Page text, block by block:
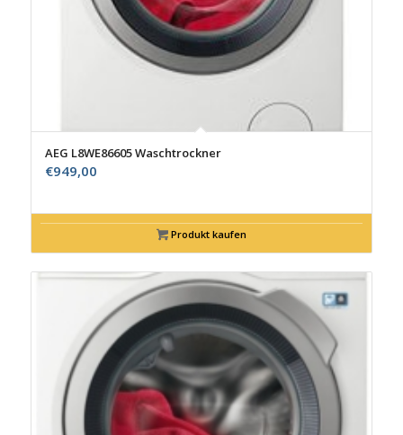
AEG L8WE86605 Waschtrockner
€949,00
Produkt kaufen